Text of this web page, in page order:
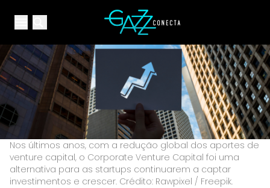
Open main menuYour Company
Nos últimos anos, com a redução global dos aportes de
venture capital, o Corporate Venture Capital foi uma
alternativa para as startups continuarem a captar
investimentos e crescer. Crédito: Rawpixel / Freepik.